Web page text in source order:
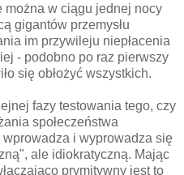
można w ciągu jednej nocy
gigantów przemysłu
im przywileju niepłacenia
- podobno po raz pierwszy
się obłożyć wszystkich.
fazy testowania tego, czy
społeczeństwa
wprowadza i wyprowadza się
ale idiokratyczną. Mając
prymitywny jest to